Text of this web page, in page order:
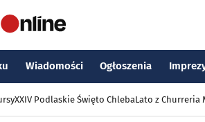
Wiadomości Ogłoszenia
XXIV Podlaskie Święto ChlebaLato z Churreria